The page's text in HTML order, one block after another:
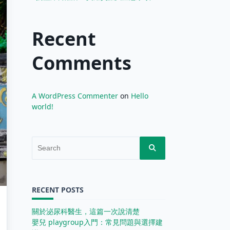
Recent
Comments
A WordPress Commenter on Hello
world!
RECENT POSTS
關於泌尿科醫生，這篇一次說清楚
嬰兒 playgroup入門：常見問題與選擇建